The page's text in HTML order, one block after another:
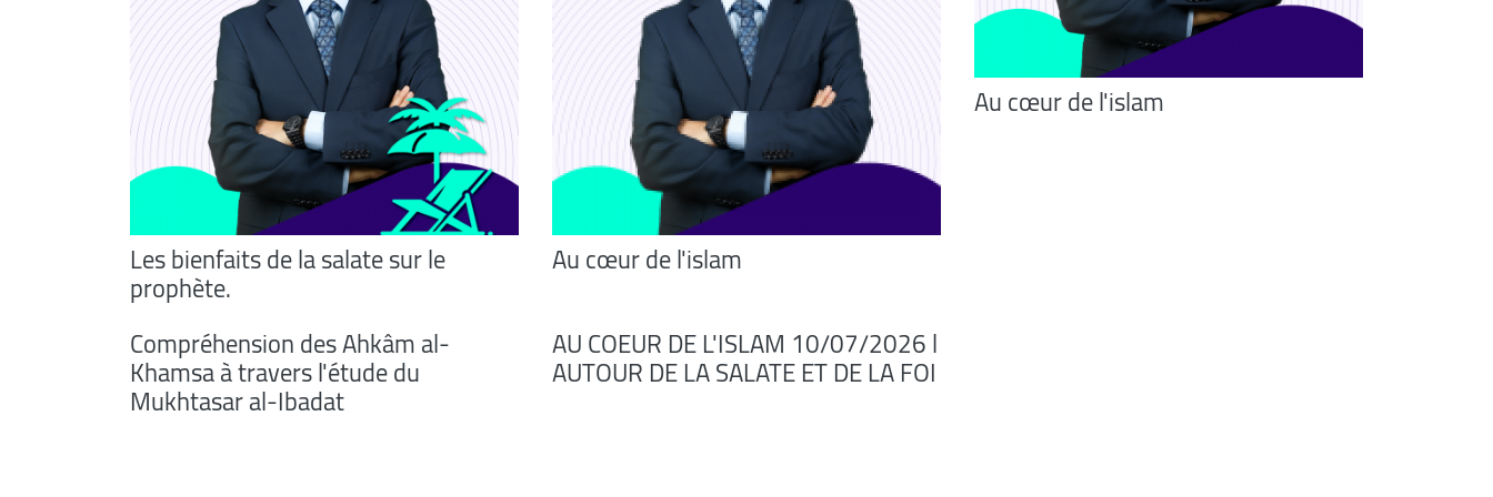
Les bienfaits de la salate sur le
prophète.
Au cœur de l'islam
Compréhension des Ahkâm al-
Khamsa à travers l'étude du
Mukhtasar al-Ibadat
AU COEUR DE L'ISLAM 10/07/2026 l
AUTOUR DE LA SALATE ET DE LA FOI
Au cœur de l'islam